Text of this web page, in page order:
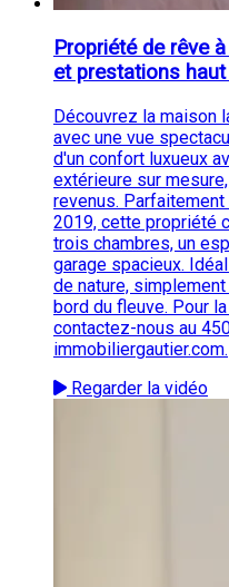
Propriété de rêve
et prestations
Découvrez la maison
avec une vue
d'un confort luxueux
extérieure sur
revenus.
2019, cette propriété
trois chambres, un
garage spacieux.
de nature,
bord du fleuve. Pour
contactez-nous au
immobiliergautier.com.
Regarder la vidéo